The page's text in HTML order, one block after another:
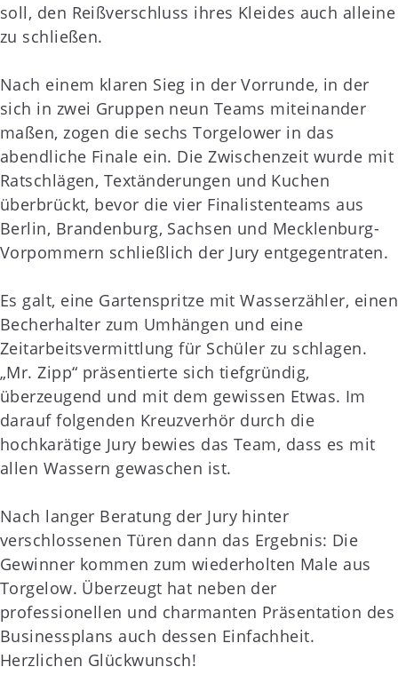
soll, den Reißverschluss ihres Kleides auch alleine
zu schließen.
Nach einem klaren Sieg in der Vorrunde, in der
sich in zwei Gruppen neun Teams miteinander
maßen, zogen die sechs Torgelower in das
abendliche Finale ein. Die Zwischenzeit wurde mit
Ratschlägen, Textänderungen und Kuchen
überbrückt, bevor die vier Finalistenteams aus
Berlin, Brandenburg, Sachsen und Mecklenburg-
Vorpommern schließlich der Jury entgegentraten.
Es galt, eine Gartenspritze mit Wasserzähler, einen
Becherhalter zum Umhängen und eine
Zeitarbeitsvermittlung für Schüler zu schlagen.
„Mr. Zipp“ präsentierte sich tiefgründig,
überzeugend und mit dem gewissen Etwas. Im
darauf folgenden Kreuzverhör durch die
hochkarätige Jury bewies das Team, dass es mit
allen Wassern gewaschen ist.
Nach langer Beratung der Jury hinter
verschlossenen Türen dann das Ergebnis: Die
Gewinner kommen zum wiederholten Male aus
Torgelow. Überzeugt hat neben der
professionellen und charmanten Präsentation des
Businessplans auch dessen Einfachheit.
Herzlichen Glückwunsch!